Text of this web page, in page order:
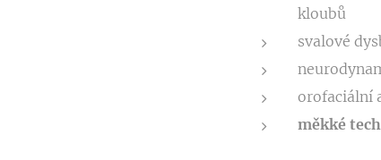
kloubů
svalové
orofaciální
měkké